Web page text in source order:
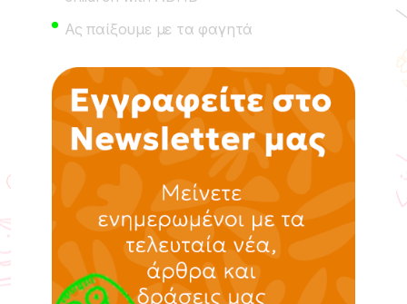
Ας παίξουμε με τα φαγητά